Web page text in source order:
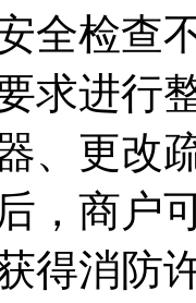
全检查
求进行
、更改
，商户
得消防